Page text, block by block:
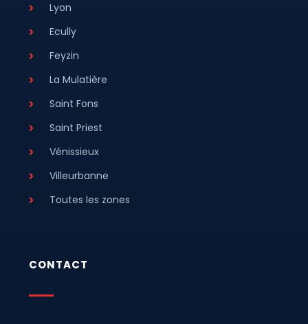
Lyon
Ecully
Feyzin
La Mulatière
Saint Fons
Saint Priest
Vénissieux
Villeurbanne
Toutes les zones
CONTACT